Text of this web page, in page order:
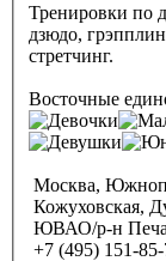
Тренировки по
дзюдо,
стретчинг.
Восточные
Москва,
Кожуховская,
ЮВАО/р-н
+7 (495) 151-